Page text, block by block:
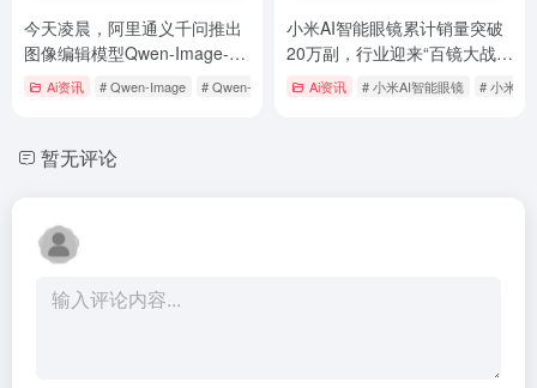
今天凌晨，阿里通义千问推出
图像编辑模型Qwen-Image-
EditAi资讯 # Qwen-Image # Qwen-Image-Edit # 阿里图像编辑
小米AI智能眼镜累计销量突破
20万副，行业迎来“百镜大战”
新时代
Ai资讯 # 小米AI智能眼镜 # 小米AI
暂无评论